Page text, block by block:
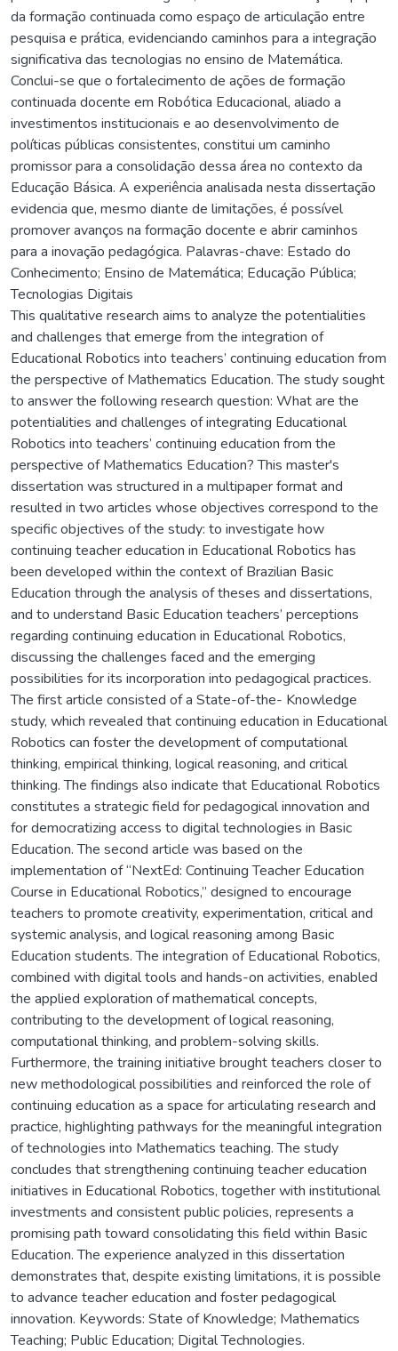
da formação continuada como espaço de articulação entre
pesquisa e prática, evidenciando caminhos para a integração
significativa das tecnologias no ensino de Matemática.
Conclui-se que o fortalecimento de ações de formação
continuada docente em Robótica Educacional, aliado a
investimentos institucionais e ao desenvolvimento de
políticas públicas consistentes, constitui um caminho
promissor para a consolidação dessa área no contexto da
Educação Básica. A experiência analisada nesta dissertação
evidencia que, mesmo diante de limitações, é possível
promover avanços na formação docente e abrir caminhos
para a inovação pedagógica. Palavras-chave: Estado do
Conhecimento; Ensino de Matemática; Educação Pública;
Tecnologias Digitais
This qualitative research aims to analyze the potentialities
and challenges that emerge from the integration of
Educational Robotics into teachers’ continuing education from
the perspective of Mathematics Education. The study sought
to answer the following research question: What are the
potentialities and challenges of integrating Educational
Robotics into teachers’ continuing education from the
perspective of Mathematics Education? This master's
dissertation was structured in a multipaper format and
resulted in two articles whose objectives correspond to the
specific objectives of the study: to investigate how
continuing teacher education in Educational Robotics has
been developed within the context of Brazilian Basic
Education through the analysis of theses and dissertations,
and to understand Basic Education teachers’ perceptions
regarding continuing education in Educational Robotics,
discussing the challenges faced and the emerging
possibilities for its incorporation into pedagogical practices.
The first article consisted of a State-of-the- Knowledge
study, which revealed that continuing education in Educational
Robotics can foster the development of computational
thinking, empirical thinking, logical reasoning, and critical
thinking. The findings also indicate that Educational Robotics
constitutes a strategic field for pedagogical innovation and
for democratizing access to digital technologies in Basic
Education. The second article was based on the
implementation of “NextEd: Continuing Teacher Education
Course in Educational Robotics,” designed to encourage
teachers to promote creativity, experimentation, critical and
systemic analysis, and logical reasoning among Basic
Education students. The integration of Educational Robotics,
combined with digital tools and hands-on activities, enabled
the applied exploration of mathematical concepts,
contributing to the development of logical reasoning,
computational thinking, and problem-solving skills.
Furthermore, the training initiative brought teachers closer to
new methodological possibilities and reinforced the role of
continuing education as a space for articulating research and
practice, highlighting pathways for the meaningful integration
of technologies into Mathematics teaching. The study
concludes that strengthening continuing teacher education
initiatives in Educational Robotics, together with institutional
investments and consistent public policies, represents a
promising path toward consolidating this field within Basic
Education. The experience analyzed in this dissertation
demonstrates that, despite existing limitations, it is possible
to advance teacher education and foster pedagogical
innovation. Keywords: State of Knowledge; Mathematics
Teaching; Public Education; Digital Technologies.